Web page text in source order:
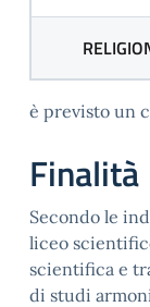
è previsto un
Finalità
Secondo le
liceo
scientifica e
di studi